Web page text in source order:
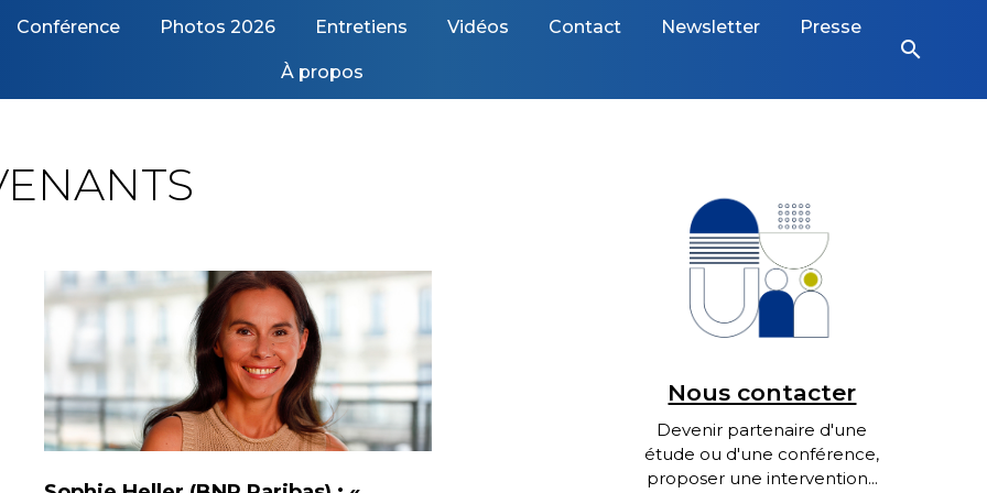
Conférence Photos 2026 Entretiens Vidéos Contact Newsletter Presse
À propos
search
Nous contacter
Devenir partenaire d'une
étude ou d'une conférence,
proposer une intervention...